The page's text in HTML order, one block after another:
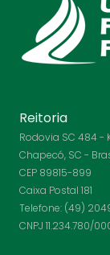
Reitoria
Rodovia SC 484 -
Chapecó, SC -
CEP 89815-899
Caixa Postal 181
Telefone: (49)
CNPJ 11.234.780/